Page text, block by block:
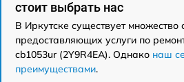
стоит выбрать нас
В Иркутске существует множество
предоставляющих услуги по
cb1053ur (2Y9R4EA). Однако наш
преимуществами.